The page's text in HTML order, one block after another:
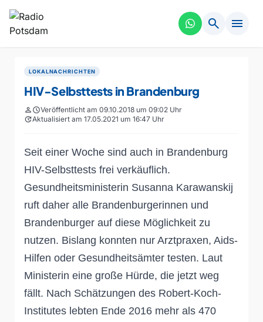
search menu
LOKALNACHRICHTEN
HIV-Selbsttests in Brandenburg
personscheduleVeröffentlicht am 09.10.2018 um 09:02 Uhr
updateAktualisiert am 17.05.2021 um 16:47 Uhr
Seit einer Woche sind auch in Brandenburg
HIV-Selbsttests frei verkäuflich.
Gesundheitsministerin Susanna Karawanskij
ruft daher alle Brandenburgerinnen und
Brandenburger auf diese Möglichkeit zu
nutzen. Bislang konnten nur Arztpraxen, Aids-
Hilfen oder Gesundheitsämter testen. Laut
Ministerin eine große Hürde, die jetzt weg
fällt. Nach Schätzungen des Robert-Koch-
Institutes lebten Ende 2016 mehr als 470